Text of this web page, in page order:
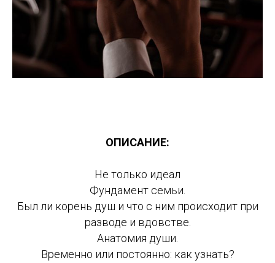
ОПИСАНИЕ:
Не только идеал
Фундамент семьи.
Был ли корень душ и что с ним происходит при
разводе и вдовстве.
Анатомия души.
Временно или постоянно: как узнать?